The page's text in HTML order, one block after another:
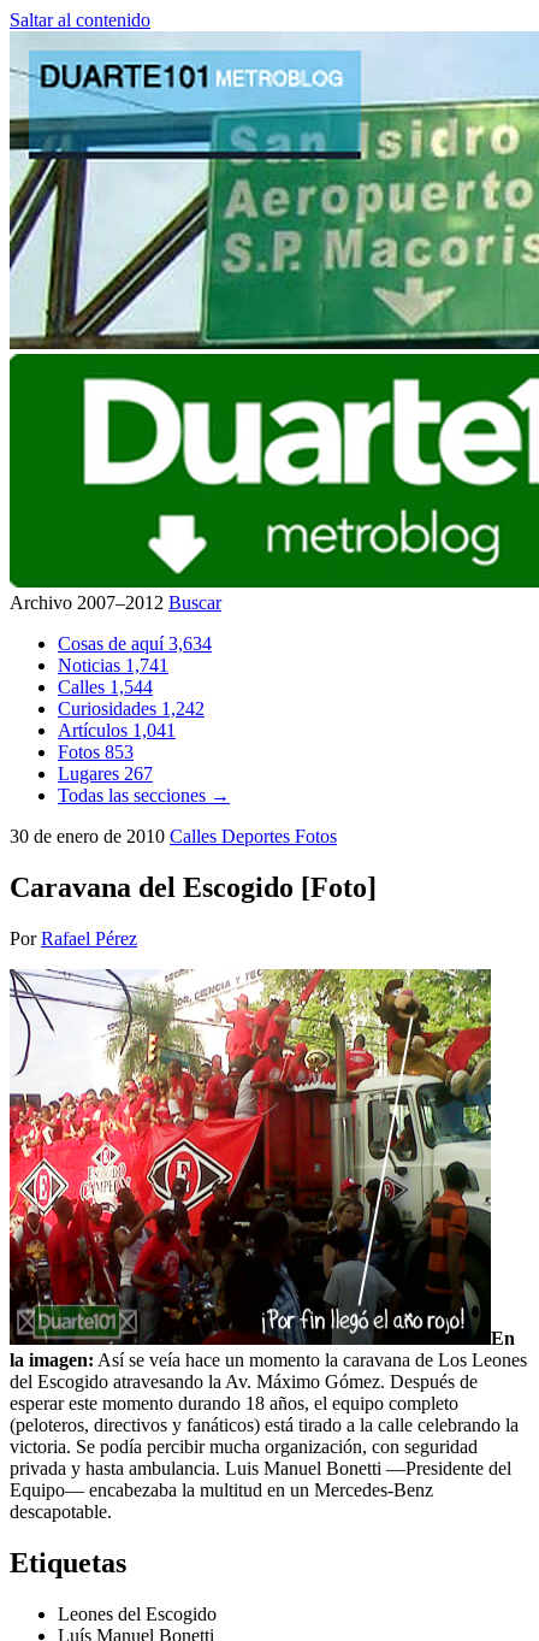
Saltar al contenido
Archivo 2007–2012 Buscar
Cosas de aquí3,634
Noticias 1,741
Calles 1,544
Curiosidades 1,242
Artículos 1,041
Fotos 853
Lugares 267
Todas las secciones →
30 de enero de 2010 Calles Deportes Fotos
Caravana del Escogido [Foto]
PorRafael Pérez
En
la imagen: Así se veía hace un momento la caravana de Los Leones
del Escogido atravesando la Av. Máximo Gómez. Después de
esperar este momento durando 18 años, el equipo completo
(peloteros, directivos y fanáticos) está tirado a la calle celebrando la
victoria. Se podía percibir mucha organización, con seguridad
privada y hasta ambulancia. Luis Manuel Bonetti —Presidente del
Equipo— encabezaba la multitud en un Mercedes-Benz
descapotable.
Etiquetas
Leones del Escogido
Luís Manuel Bonetti